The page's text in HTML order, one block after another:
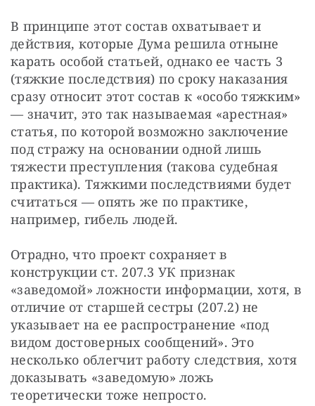
В принципе этот состав охватывает и
действия, которые Дума решила отныне
карать особой статьей, однако ее часть 3
(тяжкие последствия) по сроку наказания
сразу относит этот состав к «особо тяжким»
— значит, это так называемая «арестная»
статья, по которой возможно заключение
под стражу на основании одной лишь
тяжести преступления (такова судебная
практика). Тяжкими последствиями будет
считаться — опять же по практике,
например, гибель людей.
Отрадно, что проект сохраняет в
конструкции ст. 207.3 УК признак
«заведомой» ложности информации, хотя, в
отличие от старшей сестры (207.2) не
указывает на ее распространение «под
видом достоверных сообщений». Это
несколько облегчит работу следствия, хотя
доказывать «заведомую» ложь
теоретически тоже непросто.